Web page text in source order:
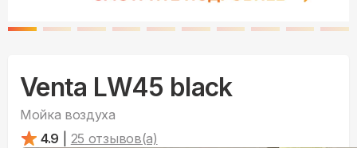
Venta LW45 black
Мойка воздуха
4.9
25 отзывов(а)